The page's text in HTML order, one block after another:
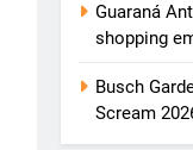
Guaraná
shopping
Busch
Scream